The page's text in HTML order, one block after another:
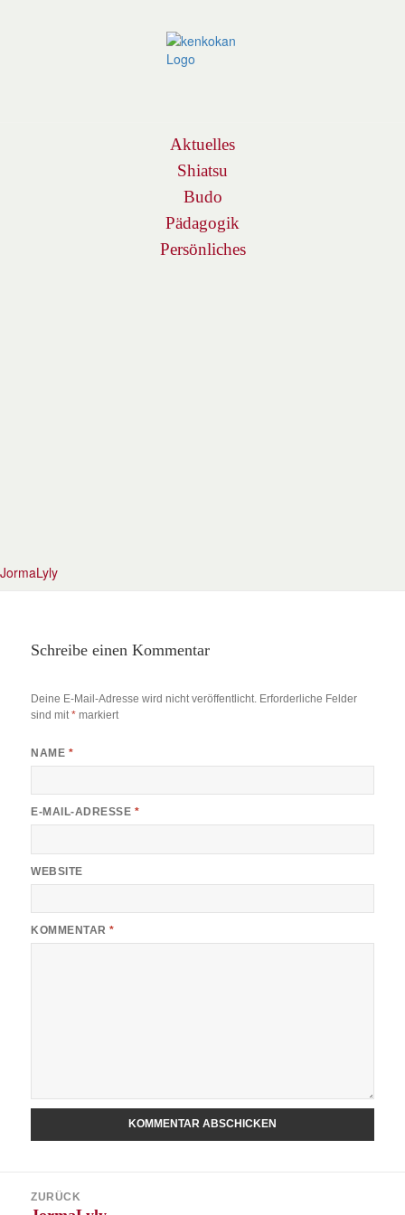
Aktuelles
Shiatsu
Budo
Pädagogik
Persönliches
JormaLyly
Schreibe einen Kommentar
Deine E-Mail-Adresse wird nicht veröffentlicht. Erforderliche Felder
sind mit* markiert
NAME *
E-MAIL-ADRESSE *
WEBSITE
KOMMENTAR*
Beitragsnavigation
ZURÜCK